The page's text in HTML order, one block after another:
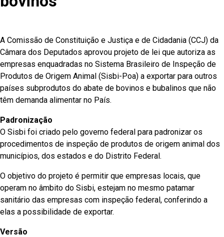
A Comissão de Constituição e Justiça e de Cidadania (CCJ) da
Câmara dos Deputados aprovou projeto de lei que autoriza as
empresas enquadradas no Sistema Brasileiro de Inspeção de
Produtos de Origem Animal (Sisbi-Poa) a exportar para outros
países subprodutos do abate de bovinos e bubalinos que não
têm demanda alimentar no País.
Padronização
O Sisbi foi criado pelo governo federal para padronizar os
procedimentos de inspeção de produtos de origem animal dos
municípios, dos estados e do Distrito Federal.
O objetivo do projeto é permitir que empresas locais, que
operam no âmbito do Sisbi, estejam no mesmo patamar
sanitário das empresas com inspeção federal, conferindo a
elas a possibilidade de exportar.
Versão